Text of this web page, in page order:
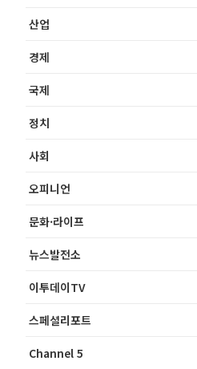
산업
경제
국제
정치
사회
오피니언
문화·라이프
뉴스발전소
이투데이TV
스페셜리포트
Channel 5